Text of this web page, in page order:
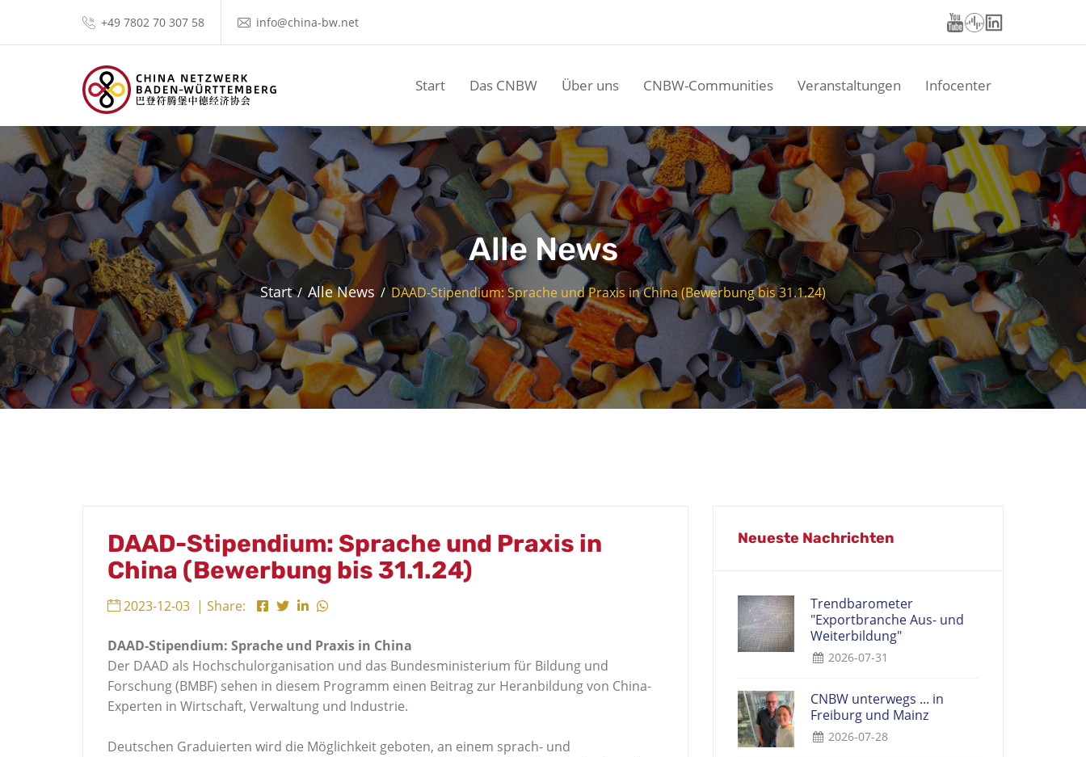
+49 7802 70 307 58 info@china-bw.net
Start Das CNBW Über uns CNBW-Communities Veranstaltungen Infocenter
Alle News
Start Alle News DAAD-Stipendium: Sprache und Praxis in China (Bewerbung bis 31.1.24)
DAAD-Stipendium: Sprache und Praxis in
China (Bewerbung bis 31.1.24)
2023-12-03 | Share:
DAAD-Stipendium: Sprache und Praxis in China
Der DAAD als Hochschulorganisation und das Bundesministerium für Bildung und
Forschung (BMBF) sehen in diesem Programm einen Beitrag zur Heranbildung von China-
Experten in Wirtschaft, Verwaltung und Industrie.
Deutschen Graduierten wird die Möglichkeit geboten, an einem sprach- und
Neueste Nachrichten
Trendbarometer
"Exportbranche Aus- und
Weiterbildung"
2026-07-31
CNBW unterwegs ... in
Freiburg und Mainz
2026-07-28